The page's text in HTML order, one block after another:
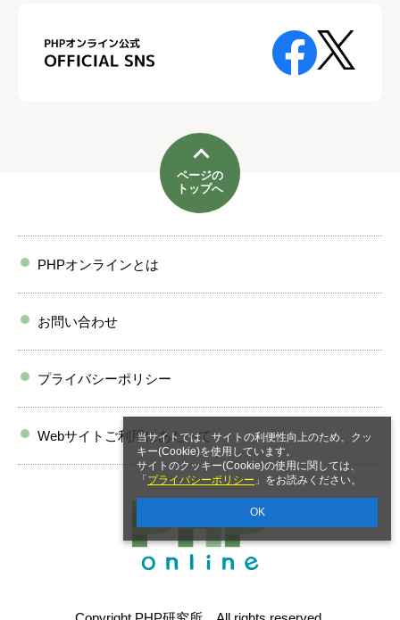
当サイトでは、サイトの利便性向上のため、クッ
キー(Cookie)を使用しています。
サイトのクッキー(Cookie)の使用に関しては、
「 プライバシーポリシー 」をお読みください。
OK
ページの
トップへ
PHPオンラインとは
お問い合わせ
プライバシーポリシー
Webサイトご利用にあたって